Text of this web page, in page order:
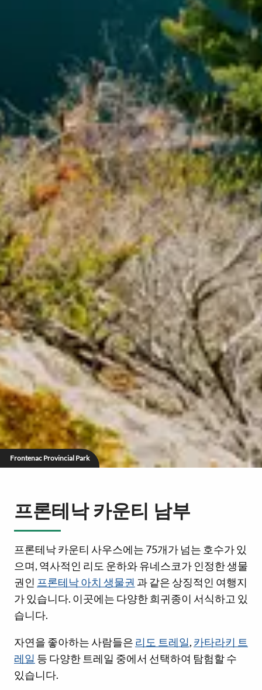
Frontenac Provincial Park
프론테낙 카운티 남부
프론테낙 카운티 사우스에는 75개가 넘는 호수가 있
으며, 역사적인 리도 운하와 유네스코가 인정한 생물
권인 프론테낙 아치 생물권 과 같은 상징적인 여행지
가 있습니다. 이곳에는 다양한 희귀종이 서식하고 있
습니다.
자연을 좋아하는 사람들은 리도 트레일, 카타라키 트
레일 등 다양한 트레일 중에서 선택하여 탐험할 수
있습니다.